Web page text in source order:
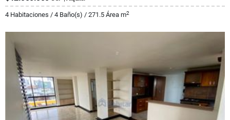
4 Habitaciones / 4 Baño(s) / 271.5 Área m2